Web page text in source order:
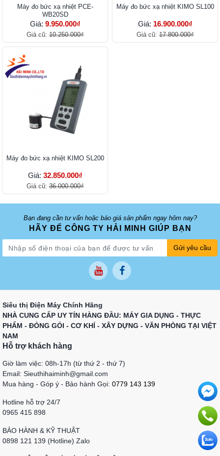
Máy đo bức xạ nhiệt PCE-
WB20SD
Giá: 9.950.000₫
Giá cũ:10.250.000₫
Máy đo bức xạ nhiệt KIMO SL100
Giá: 16.900.000₫
Giá cũ:17.800.000₫
Máy đo bức xạ nhiệt KIMO SL200
Giá: 32.850.000₫
Giá cũ:36.000.000₫
Bạn đang cần tư vấn hoặc báo giá sản phẩm ngay hôm nay?
HÃY ĐỂ CÔNG TY HẢI MINH GIÚP BẠN
Gửi yêu cầu
Siêu thị Điện Máy Chính Hãng
NHÀ CUNG CẤP UY TÍN HÀNG ĐẦU: MÁY GIA DỤNG - THỰC
PHẨM - ĐÓNG GÓI - CƠ KHÍ - XÂY DỰNG - VĂN PHÒNG TẠI VIỆT
NAM
Hỗ trợ khách hàng
Giờ làm việc: 08h-17h (từ thứ 2 - thứ 7)
Email: Sieuthihaiminh@gmail.com
Mua hàng - Góp ý - Bảo hành Gọi: 0779 143 139
Hotline hỗ trợ 24/7
0965 415 898
BẢO HÀNH & KỸ THUẬT
0898 121 139 (Hotline) Zalo